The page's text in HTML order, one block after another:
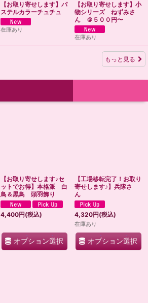
【お取り寄せします】パ
ステルカラーチュチュ
在庫あり
【お取り寄せします】小
物シリーズ ねずみさ
ん ＠５００円〜
在庫あり
もっと見る
【お取り寄せします♪セ
ットでお得】本格派 白
鳥＆黒鳥 頭羽飾り
4,400円(税込)
オプション選択
【工場移転完了！お取り
寄せします♪】兵隊さ
ん
4,320円(税込)
在庫あり
オプション選択